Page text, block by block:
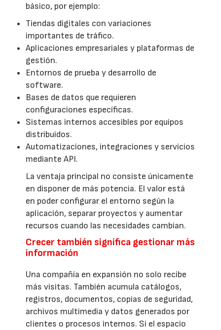
básico, por ejemplo:
Tiendas digitales con variaciones
importantes de tráfico.
Aplicaciones empresariales y plataformas de
gestión.
Entornos de prueba y desarrollo de
software.
Bases de datos que requieren
configuraciones específicas.
Sistemas internos accesibles por equipos
distribuidos.
Automatizaciones, integraciones y servicios
mediante API.
La ventaja principal no consiste únicamente
en disponer de más potencia. El valor está
en poder configurar el entorno según la
aplicación, separar proyectos y aumentar
recursos cuando las necesidades cambian.
Crecer también significa gestionar más
información
Una compañía en expansión no solo recibe
más visitas. También acumula catálogos,
registros, documentos, copias de seguridad,
archivos multimedia y datos generados por
clientes o procesos internos. Si el espacio